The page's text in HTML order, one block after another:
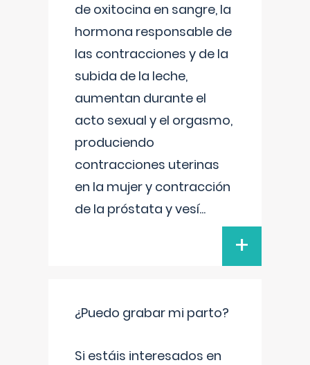
de oxitocina en sangre, la
hormona responsable de
las contracciones y de la
subida de la leche,
aumentan durante el
acto sexual y el orgasmo,
produciendo
contracciones uterinas
en la mujer y contracción
de la próstata y vesí...
+
¿Puedo grabar mi parto?
Si estáis interesados en